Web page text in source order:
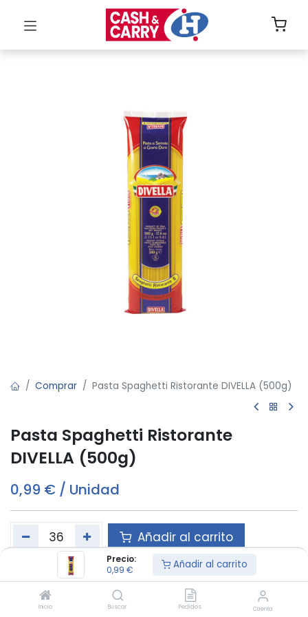
Precio:
0,99 € Añadir al carrito
Inicio Buscar Pedidos Cuenta
Comprar Pasta Spaghetti Ristorante DIVELLA (500g)
Pasta Spaghetti Ristorante
DIVELLA (500g)
0,99 € / Unidad
Añadir al carrito
Este producto es vendido en cajas de 36